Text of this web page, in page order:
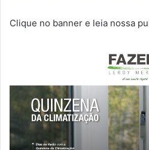
Clique no banner e leia nossa